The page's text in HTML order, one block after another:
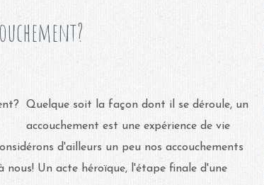
Quelque soit la façon dont il se déroule, un
accouchement est une expérience de vie
d'ailleurs un peu nos accouchements
Un acte héroïque, l'étape finale d'une